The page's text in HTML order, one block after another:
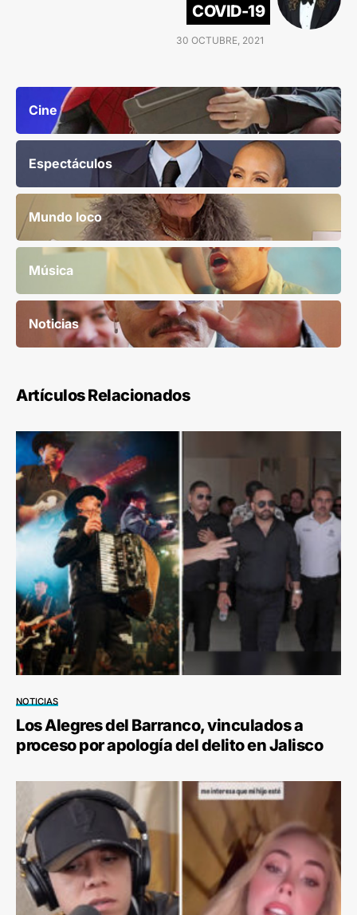
COVID-19
30 OCTUBRE, 2021
Cine
Espectáculos
Mundo loco
Música
Noticias
Artículos Relacionados
NOTICIAS
Los Alegres del Barranco, vinculados a
proceso por apología del delito en Jalisco